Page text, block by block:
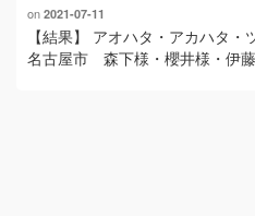
on 2021-07-11
【結果】 アオハタ・アカハタ
名古屋市 森下様・櫻井様・伊